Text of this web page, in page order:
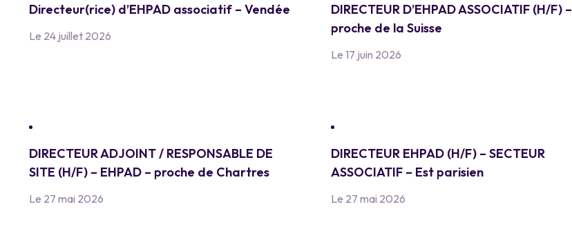
Directeur(rice) d’EHPAD associatif – Vendée
Le 24 juillet 2026
DIRECTEUR D’EHPAD ASSOCIATIF (H/F) –
proche de la Suisse
Le 17 juin 2026
DIRECTEUR ADJOINT / RESPONSABLE DE
SITE (H/F) – EHPAD – proche de Chartres
Le 27 mai 2026
DIRECTEUR EHPAD (H/F) – SECTEUR
ASSOCIATIF – Est parisien
Le 27 mai 2026